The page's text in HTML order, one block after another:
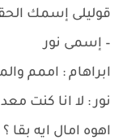
قوليلى إسمك
– إسمى نور
ابراهام : اممم
نور : لا انا كنت
اهوه امال ايه بقا ؟